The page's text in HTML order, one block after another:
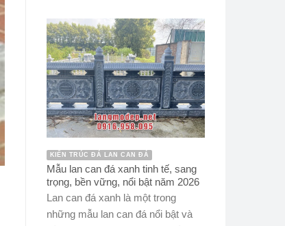
KIẾN TRÚC ĐÁ LAN CAN ĐÁ
Mẫu lan can đá xanh tinh tế, sang
trọng, bền vững, nổi bật năm 2026
Lan can đá xanh là một trong
những mẫu lan can đá nổi bật và